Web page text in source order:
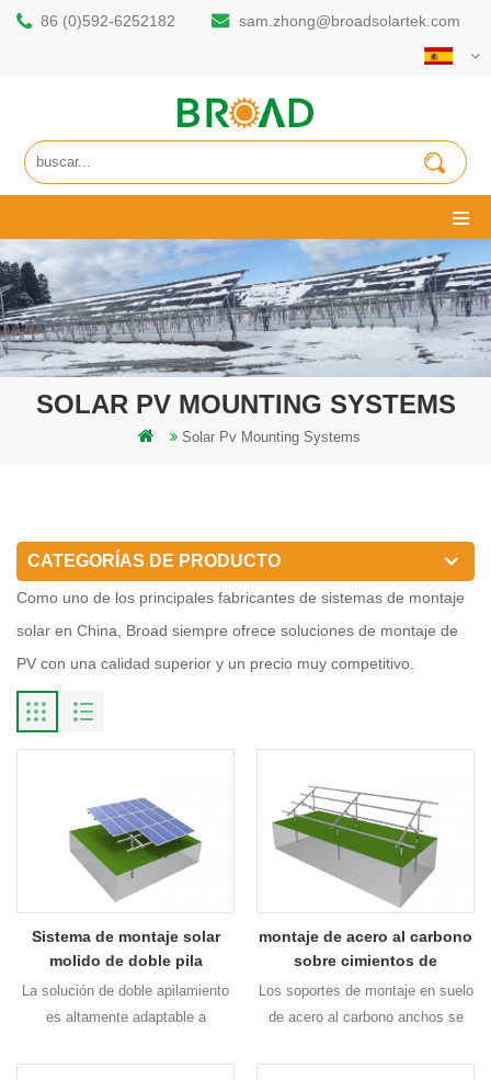
86 (0)592-6252182 sam.zhong@broadsolartek.com
SOLAR PV MOUNTING SYSTEMS
Solar Pv Mounting Systems
CATEGORÍAS DE PRODUCTO
Como uno de los principales fabricantes de sistemas de montaje
solar en China, Broad siempre ofrece soluciones de montaje de
PV con una calidad superior y un precio muy competitivo.
Sistema de montaje solar
molido de doble pila
La solución de doble apilamiento
es altamente adaptable a
es La alta flexibilidad hace una
montaje de acero al carbono
sobre cimientos de
hormigón
Los soportes de montaje en suelo
de acero al carbono anchos se
soldaduras ni perforaciones y son